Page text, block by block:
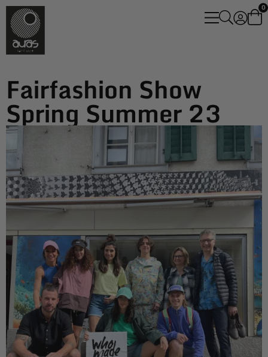
0
Fairfashion Show
Spring Summer 23